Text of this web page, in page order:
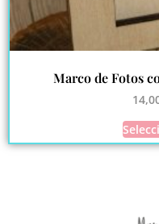
Marco de Fotos